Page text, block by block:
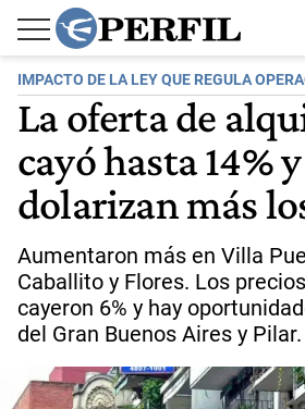
IMPACTO DE LA LEY QUE REGULA
La oferta de
cayó hasta 14%
dolarizan más
Aumentaron más en Villa
Caballito y Flores. Los
cayeron 6% y hay
del Gran Buenos Aires y Pilar.